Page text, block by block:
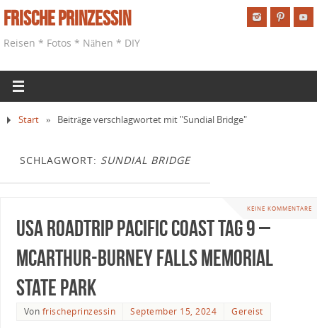
Frische Prinzessin
Reisen * Fotos * Nähen * DIY
Start » Beiträge verschlagwortet mit "Sundial Bridge"
SCHLAGWORT: SUNDIAL BRIDGE
KEINE KOMMENTARE
USA Roadtrip Pacific Coast Tag 9 –
McArthur-Burney Falls Memorial
State Park
Von frischeprinzessin September 15, 2024 Gereist